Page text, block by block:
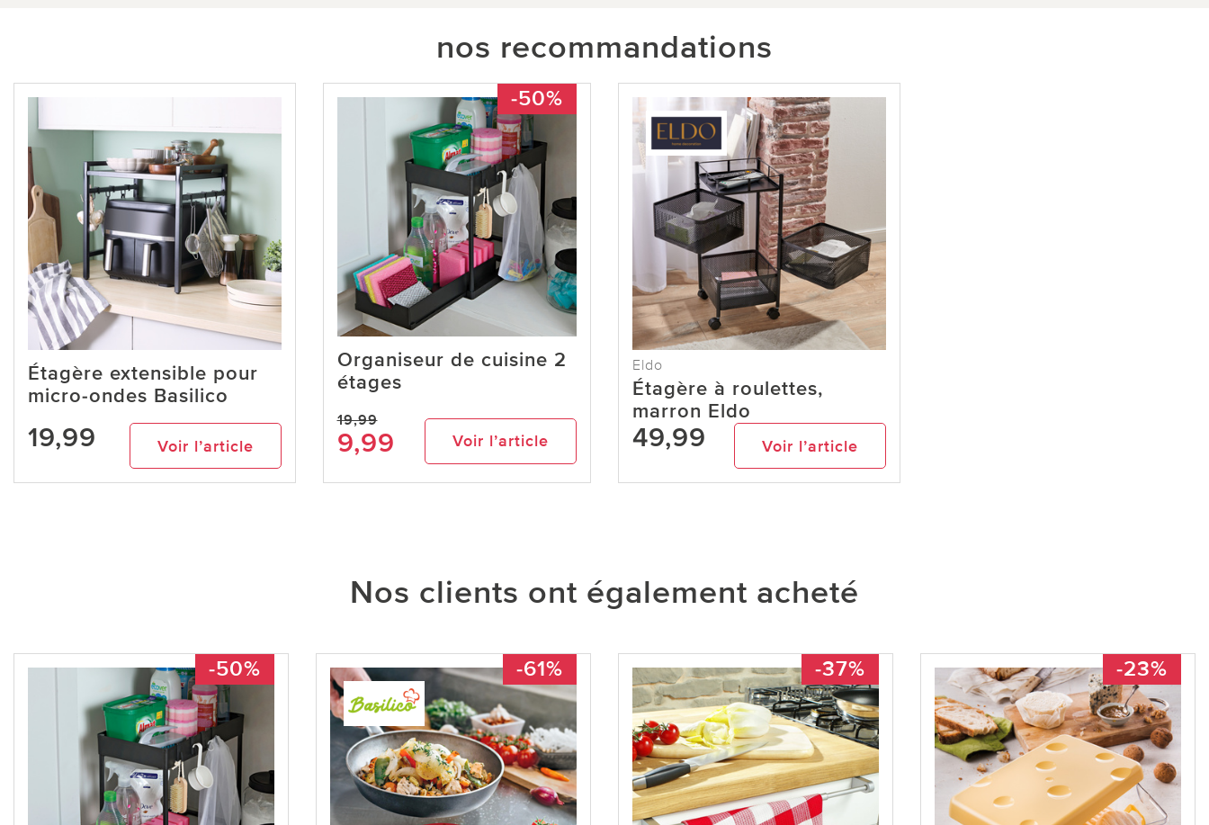
nos recommandations
Étagère extensible pour
micro-ondes Basilico
19,99 Voir l’article
-50%
Organiseur de cuisine 2
étages
19,99
9,99 Voir l’article
Eldo
Étagère à roulettes,
marron Eldo
49,99 Voir l’article
Nos clients ont également acheté
-50% -61% -37% -23%